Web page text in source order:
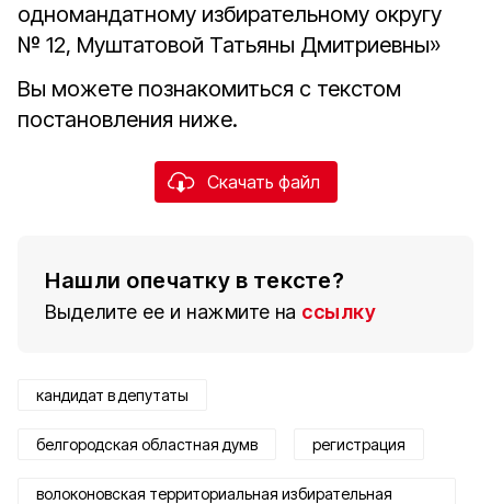
одномандатному избирательному округу
№ 12, Муштатовой Татьяны Дмитриевны»
Вы можете познакомиться с текстом
постановления ниже.
Скачать файл
Нашли опечатку в тексте?
Выделите ее и нажмите на ссылку
кандидат в депутаты
белгородская областная думв регистрация
волоконовская территориальная избирательная